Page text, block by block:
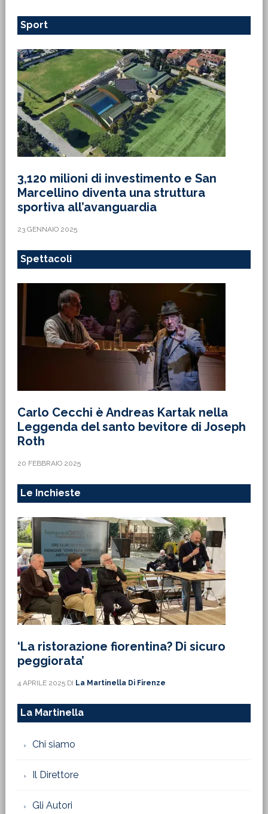
Sport
3,120 milioni di investimento e San
Marcellino diventa una struttura
sportiva all’avanguardia
23 GENNAIO 2025
Spettacoli
Carlo Cecchi è Andreas Kartak nella
Leggenda del santo bevitore di Joseph
Roth
20 FEBBRAIO 2025
Le Inchieste
‘La ristorazione fiorentina? Di sicuro
peggiorata’
4 APRILE 2025DI La Martinella Di Firenze
La Martinella
Chi siamo
Il Direttore
Gli Autori